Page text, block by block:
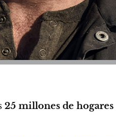
25 millones de hogares